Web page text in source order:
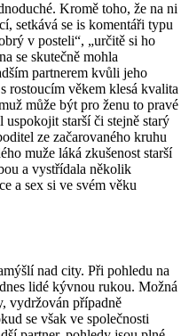
Kromě toho, že na ni
setkává se is komentáři typu
v posteli“, „určitě si ho
se skutečně mohla
partnerem kvůli jeho
rostoucím věkem klesá kvalita
může být pro ženu to pravé
starší či stejně starý
ze začarovaného kruhu
muže láká zkušenost starší
a vystřídala několik
a sex si ve svém věku
nad city. Při pohledu na
lidé kývnou rukou. Možná
vydržován případně
se však ve společnosti